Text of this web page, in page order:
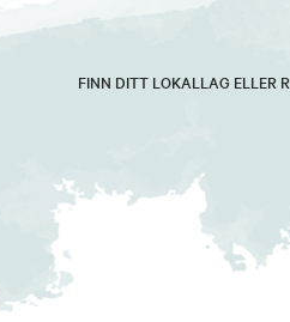
FINN DITT LOKALLAG ELLER